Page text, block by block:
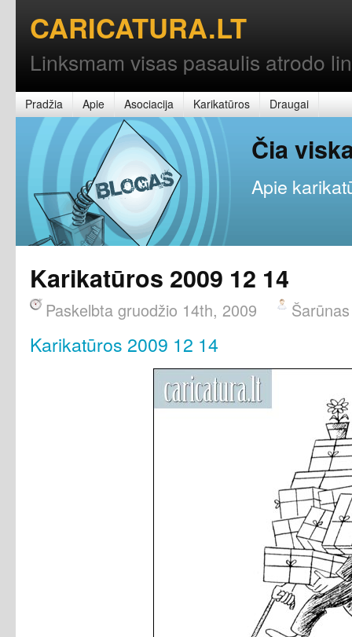
CARICATURA.LT
Linksmam visas pasaulis atrodo
Pradžia Apie Asociacija Karikatūros Draugai
Čia
Apie
Karikatūros 2009 12 14
Paskelbta gruodžio 14th, 2009 Šarūnas
Karikatūros 2009 12 14